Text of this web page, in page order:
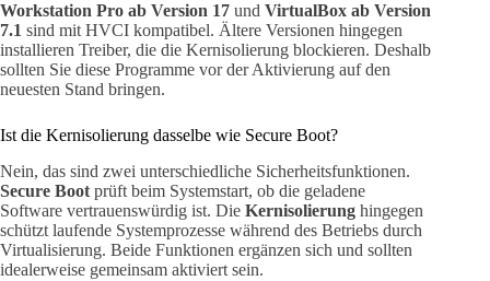
Workstation Pro ab Version 17 und VirtualBox ab Version
7.1 sind mit HVCI kompatibel. Ältere Versionen hingegen
installieren Treiber, die die Kernisolierung blockieren. Deshalb
sollten Sie diese Programme vor der Aktivierung auf den
neuesten Stand bringen.
Ist die Kernisolierung dasselbe wie Secure Boot?
Nein, das sind zwei unterschiedliche Sicherheitsfunktionen.
Secure Boot prüft beim Systemstart, ob die geladene
Software vertrauenswürdig ist. Die Kernisolierung hingegen
schützt laufende Systemprozesse während des Betriebs durch
Virtualisierung. Beide Funktionen ergänzen sich und sollten
idealerweise gemeinsam aktiviert sein.